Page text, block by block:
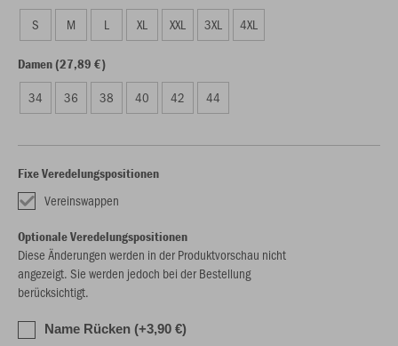
S M L XL XXL 3XL 4XL
Damen (27,89 €)
34 36 38 40 42 44
Fixe Veredelungspositionen
Vereinswappen
Optionale Veredelungspositionen
Diese Änderungen werden in der Produktvorschau nicht
angezeigt. Sie werden jedoch bei der Bestellung
berücksichtigt.
Name Rücken (+3,90 €)